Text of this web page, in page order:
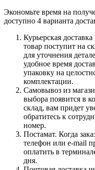
Экономьте время на
доступно 4 варианта
Курьерская
товар поступит на
для уточнения
удобное время
упаковку на
комплектации.
Самовывоз из
выбора появится в
склад, вам придет
обратитесь к
номер.
Постамат. Когда
телефон или e-mail
оплатить в
дня.